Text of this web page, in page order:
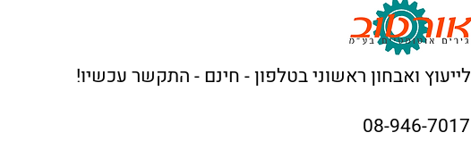
לייעוץ ואבחון ראשוני בטלפון - חינם - התקשר עכשיו!
08-946-7017